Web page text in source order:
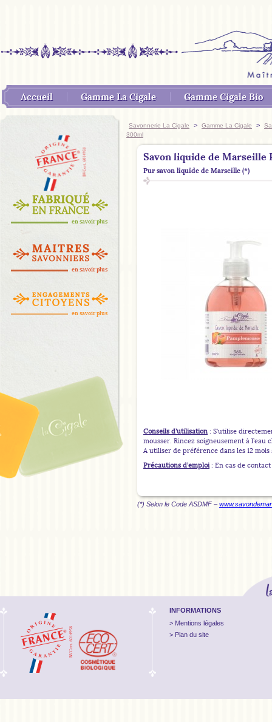
Accueil Gamme La Cigale Gamme Cigale Bio
en savoir plus
en savoir plus
en savoir plus
Savonnerie La Cigale > Gamme La Cigale >
300ml
Savon liquide de Marseille
Pur savon liquide de Marseille (*)
Conseils d’utilisation : S’utilise
mousser. Rincez soigneusement à
A utiliser de préférence dans les 12
Précautions d’emploi: En cas de contact
(*) Selon le Code ASDMF –
INFORMATIONS
Mentions légales
Plan du site